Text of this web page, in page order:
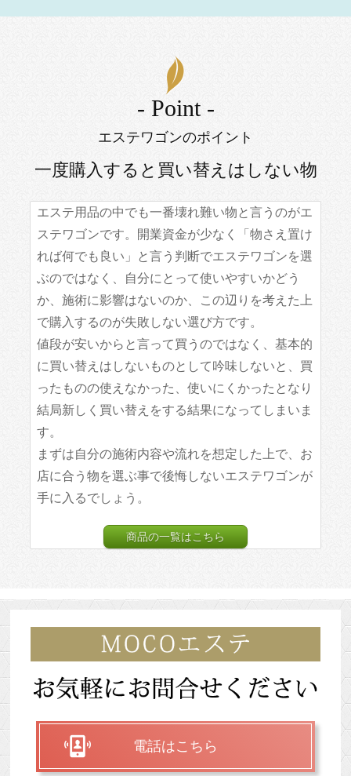
- Point -
エステワゴンのポイント
一度購入すると買い替えはしない物
エステ用品の中でも一番壊れ難い物と言うのがエ
ステワゴンです。開業資金が少なく「物さえ置け
れば何でも良い」と言う判断でエステワゴンを選
ぶのではなく、自分にとって使いやすいかどう
か、施術に影響はないのか、この辺りを考えた上
で購入するのが失敗しない選び方です。
値段が安いからと言って買うのではなく、基本的
に買い替えはしないものとして吟味しないと、買
ったものの使えなかった、使いにくかったとなり
結局新しく買い替えをする結果になってしまいま
す。
まずは自分の施術内容や流れを想定した上で、お
店に合う物を選ぶ事で後悔しないエステワゴンが
手に入るでしょう。
商品の一覧はこちら
電話はこちら